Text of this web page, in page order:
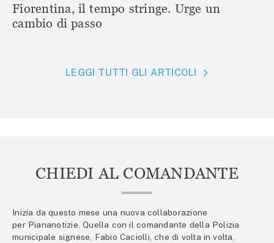
Fiorentina, il tempo stringe. Urge un
cambio di passo
LEGGI TUTTI GLI ARTICOLI
CHIEDI AL COMANDANTE
Inizia da questo mese una nuova collaborazione
per Piananotizie. Quella con il comandante della Polizia
municipale signese, Fabio Caciolli, che di volta in volta,